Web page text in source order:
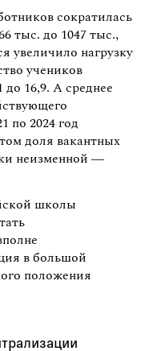
сократилась
тыс. до 1047 тыс.,
увеличило нагрузку
учеников
до 16,9. А среднее
по 2024 год
доля вакантных
неизменной —
школы
в большой
положения